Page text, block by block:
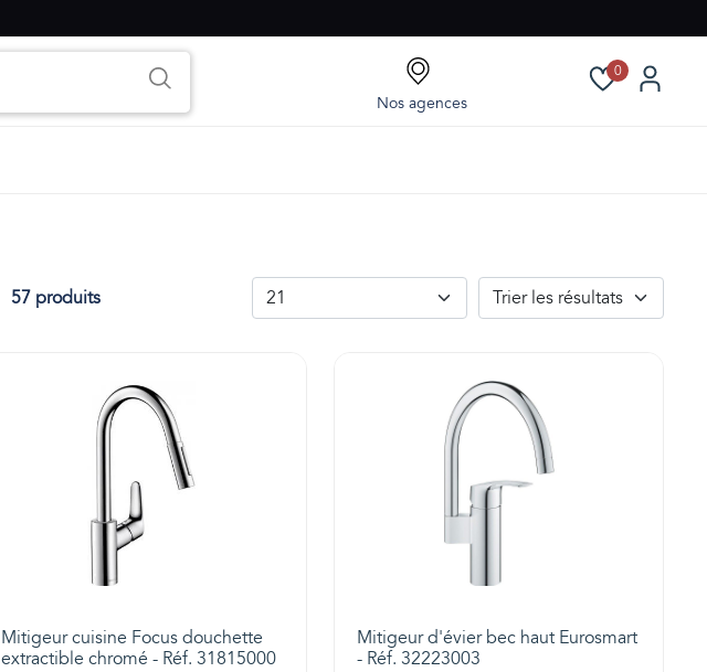
Nos agences
0
57 produits
Mitigeur cuisine Focus douchette
extractible chromé - Réf. 31815000
Mitigeur d'évier bec haut Eurosmart
- Réf. 32223003